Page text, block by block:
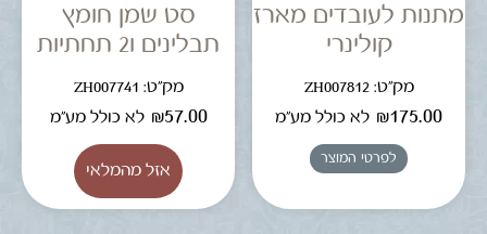
מתנות לעובדים מארז
קולינרי
מק"ט: ZH007812
₪175.00 לא כולל מע"מ
לפרטי המוצר
סט שמן חומץ
תבלינים ו2 תחתיות
מק"ט: ZH007741
₪57.00 לא כולל מע"מ